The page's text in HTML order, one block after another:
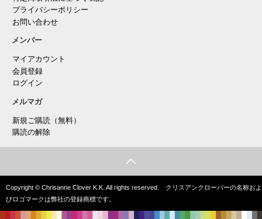
プライバシーポリシー
お問い合わせ
メンバー
マイアカウント
会員登録
ログイン
メルマガ
新規ご購読（無料）
購読の解除
Copyright © Chrisanne Clover K.K. All rights reserved. クリスアンクローバーの名称およ
びロゴマークは弊社の登録商標です。